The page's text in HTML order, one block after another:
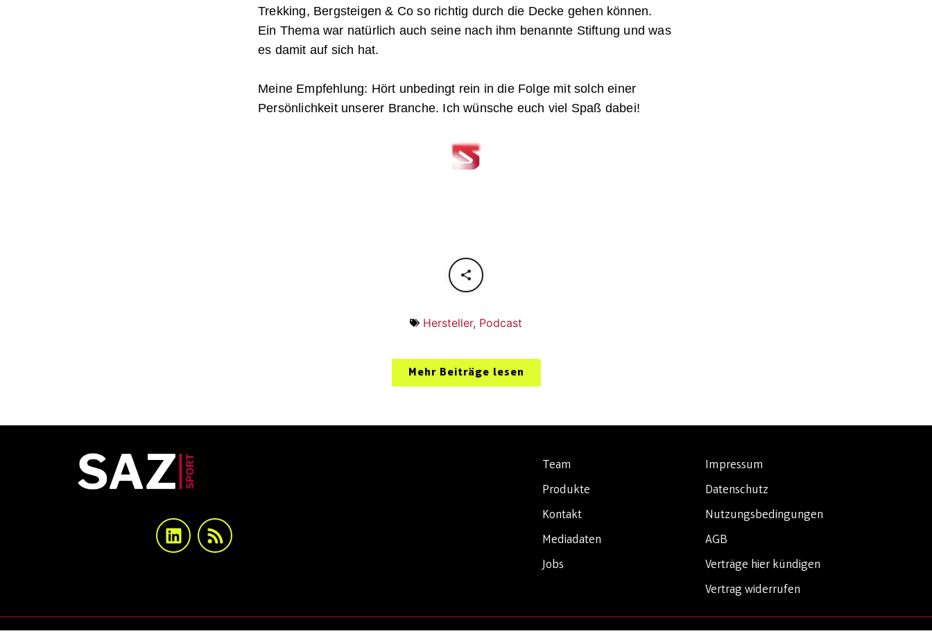
Trekking, Bergsteigen & Co so richtig durch die Decke gehen können.
Ein Thema war natürlich auch seine nach ihm benannte Stiftung und was
es damit auf sich hat.
Meine Empfehlung: Hört unbedingt rein in die Folge mit solch einer
Persönlichkeit unserer Branche. Ich wünsche euch viel Spaß dabei!
Hersteller, Podcast
Mehr Beiträge lesen
Impressum
Datenschutz
Nutzungsbedingungen
AGB
Verträge hier kündigen
Vertrag widerrufen
Team
Produkte
Kontakt
Mediadaten
Jobs